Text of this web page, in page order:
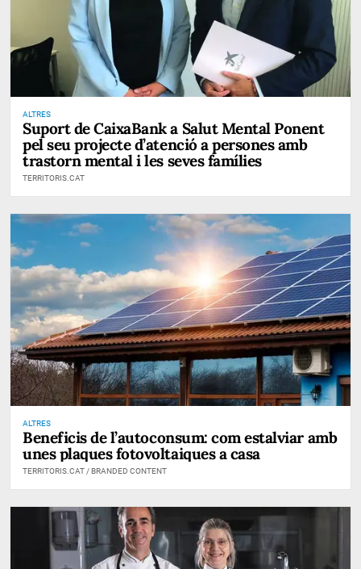
ALTRES
Suport de CaixaBank a Salut Mental Ponent
pel seu projecte d’atenció a persones amb
trastorn mental i les seves famílies
TERRITORIS.CAT
ALTRES
Beneficis de l’autoconsum: com estalviar amb
unes plaques fotovoltaiques a casa
TERRITORIS.CAT / BRANDED CONTENT